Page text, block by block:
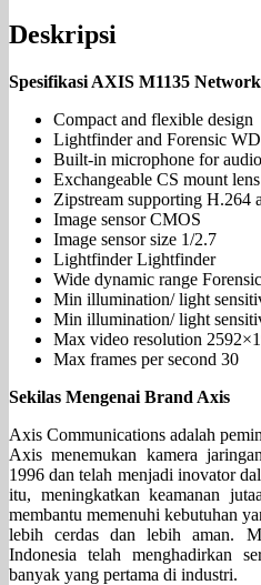
Deskripsi
Spesifikasi AXIS M1135
Compact and flexible design
Lightfinder and Forensic
Built-in microphone for
Exchangeable CS mount lens
Zipstream supporting H.264
Image sensor CMOS
Image sensor size 1/2.7
Lightfinder Lightfinder
Wide dynamic range
Min illumination/ light
Min illumination/ light
Max video resolution
Max frames per second 30
Sekilas Mengenai Brand Axis
Axis Communications adalah
Axis menemukan kamera
1996 dan telah menjadi inovator
itu, meningkatkan keamanan
membantu memenuhi kebutuhan
lebih cerdas dan lebih aman.
Indonesia telah menghadirkan
banyak yang pertama di industri.